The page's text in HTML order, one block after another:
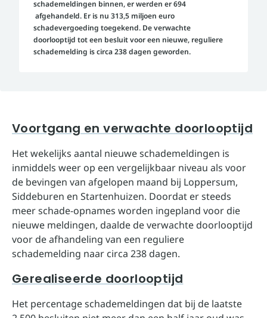
schademeldingen binnen, er werden er 694
afgehandeld. Er is nu 313,5 miljoen euro
schadevergoeding toegekend. De verwachte
doorlooptijd tot een besluit voor een nieuwe, reguliere
schademelding is circa 238 dagen geworden.
Voortgang en verwachte doorlooptijd
Het wekelijks aantal nieuwe schademeldingen is
inmiddels weer op een vergelijkbaar niveau als voor
de bevingen van afgelopen maand bij Loppersum,
Siddeburen en Startenhuizen. Doordat er steeds
meer schade-opnames worden ingepland voor die
nieuwe meldingen, daalde de verwachte doorlooptijd
voor de afhandeling van een reguliere
schademelding naar circa 238 dagen.
Gerealiseerde doorlooptijd
Het percentage schademeldingen dat bij de laatste